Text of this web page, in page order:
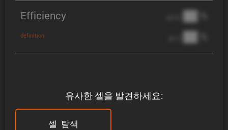
유사한 셀을 발견하세요:
셀 탐색
Efficiency
definition
██ %
██ %